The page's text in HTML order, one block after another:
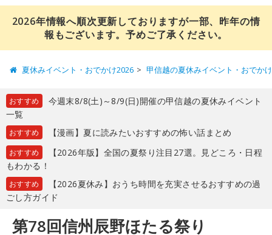
2026年情報へ順次更新しておりますが一部、昨年の情
報もございます。予めご了承ください。
夏休みイベント・おでかけ2026 甲信越の夏休みイベント・おでか
おすすめ
今週末8/8(土)～8/9(日)開催の甲信越の夏休みイベント
一覧
おすすめ 【漫画】夏に読みたいおすすめの怖い話まとめ
おすすめ
【2026年版】全国の夏祭り注目27選。見どころ・日程
もわかる！
おすすめ
【2026夏休み】おうち時間を充実させるおすすめの過
ごし方ガイド
第78回信州辰野ほたる祭り